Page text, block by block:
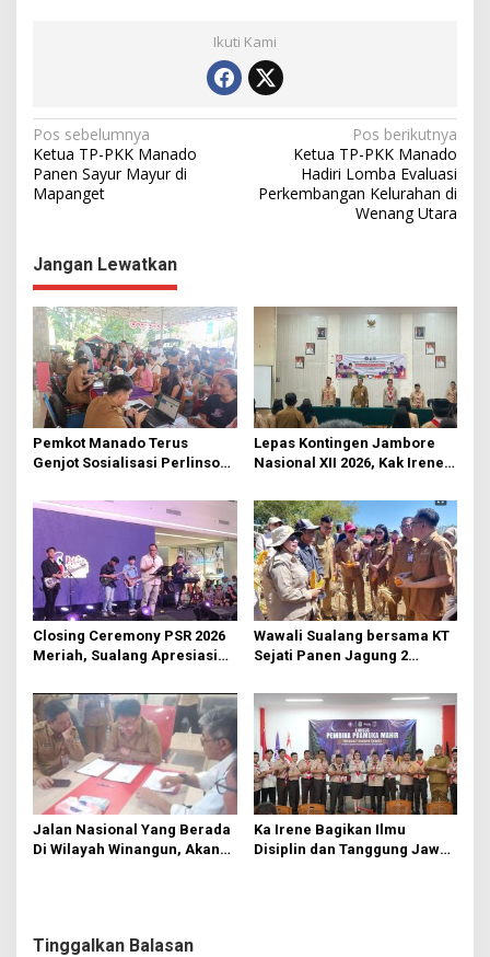
Ikuti Kami
N
a
v
g
a
s
i
p
o
s
Pos sebelumnya
Ketua TP-PKK Manado
Panen Sayur Mayur di
Mapanget
Pos berikutnya
Ketua TP-PKK Manado
Hadiri Lomba Evaluasi
Perkembangan Kelurahan di
Wenang Utara
Jangan Lewatkan
Pemkot Manado Terus
Genjot Sosialisasi Perlinsos
Lepas Kontingen Jambore
Nasional XII 2026, Kak Irene:
Kesehatan
Closing Ceremony PSR 2026
Meriah, Sualang Apresiasi
GMIM
Wawali Sualang bersama KT
Sejati Panen Jagung 2
Jalan Nasional Yang Berada
Di Wilayah Winangun, Akan
Ka Irene Bagikan Ilmu
Disiplin dan Tanggung Jawab
Tinggalkan Balasan